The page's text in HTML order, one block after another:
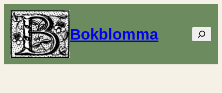
Bokblomma Sök